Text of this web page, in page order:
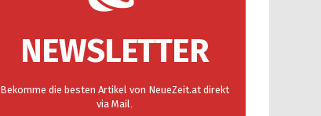
NEWSLETTER
Bekomme die besten Artikel von NeueZeit.at direkt
via Mail.